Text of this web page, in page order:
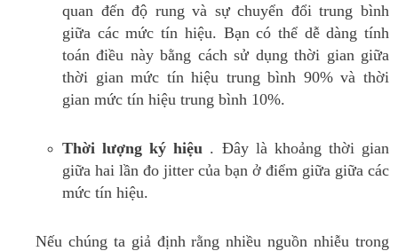
quan đến độ rung và sự chuyển đổi trung bình
giữa các mức tín hiệu. Bạn có thể dễ dàng tính
toán điều này bằng cách sử dụng thời gian giữa
thời gian mức tín hiệu trung bình 90% và thời
gian mức tín hiệu trung bình 10%.
Thời lượng ký hiệu . Đây là khoảng thời gian
giữa hai lần đo jitter của bạn ở điểm giữa giữa các
mức tín hiệu.
Nếu chúng ta giả định rằng nhiều nguồn nhiễu trong